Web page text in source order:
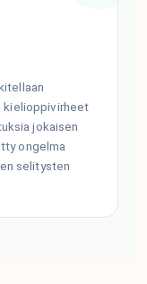
kielioppivirheet
jokaisen
ongelma
selitysten